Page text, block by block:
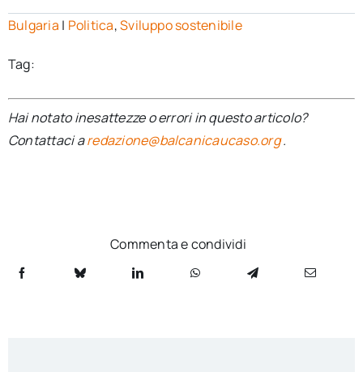
Bulgaria | Politica,Sviluppo sostenibile
Tag:
Hai notato inesattezze o errori in questo articolo?
Contattaci aredazione@balcanicaucaso.org.
Commenta e condividi